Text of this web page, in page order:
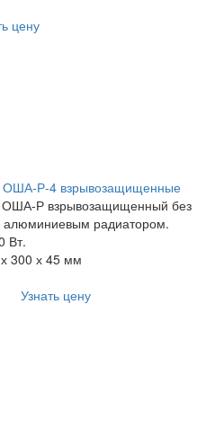
цену
ОША-Р-4 взрывозащищенные
ОША-Р взрывозащищенный без
алюминиевым радиатором.
Вт.
300 х 45 мм
Узнать цену